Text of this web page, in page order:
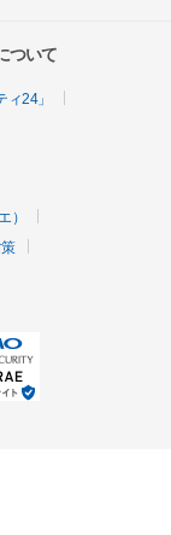
ついて
24」
）